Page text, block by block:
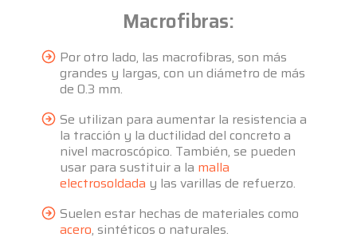
Macrofibras:
Por otro lado, las macrofibras, son más
grandes y largas, con un diámetro de más
de 0.3 mm.
Se utilizan para aumentar la resistencia a
la tracción y la ductilidad del concreto a
nivel macroscópico. También, se pueden
usar para sustituir a la malla
electrosoldada y las varillas de refuerzo.
Suelen estar hechas de materiales como
acero, sintéticos o naturales.